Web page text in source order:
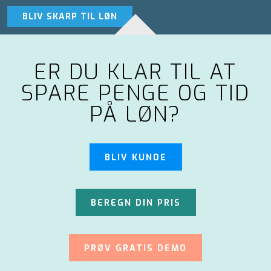
BLIV SKARP TIL LØN
ER DU KLAR TIL AT
SPARE PENGE OG TID
PÅ LØN?
BLIV KUNDE
BEREGN DIN PRIS
PRØV GRATIS DEMO